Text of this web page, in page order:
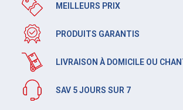
MEILLEURS PRIX
PRODUITS GARANTIS
LIVRAISON À DOMICILE OU
SAV 5 JOURS SUR 7